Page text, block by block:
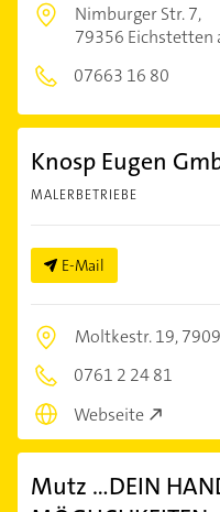
Nimburger Str. 7,
79356 Eichstetten
07663 16 80
Knosp Eugen
MALERBETRIEBE
E-Mail
Moltkestr. 19,
0761 2 24 81
Webseite
Mutz ...DEIN